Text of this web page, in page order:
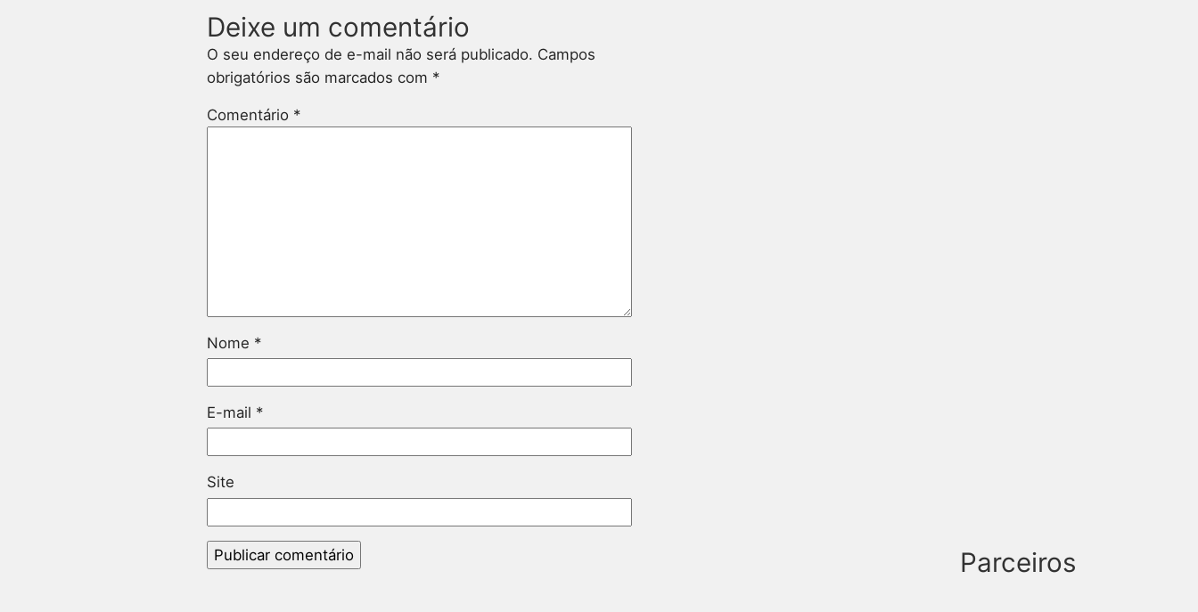
Deixe um comentário
O seu endereço de e-mail não será publicado. Campos
obrigatórios são marcados com *
Comentário *
Nome *
E-mail *
Site
Parceiros